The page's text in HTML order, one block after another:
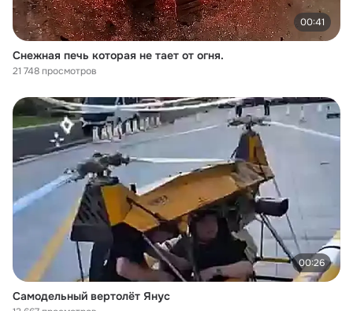
00:41
Снежная печь которая не тает от огня.
21 748 просмотров
00:26
Самодельный вертолёт Янус